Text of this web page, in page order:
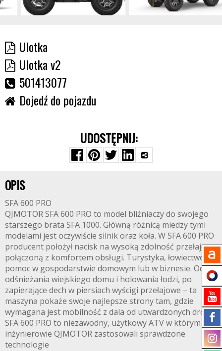
Ulotka
Ulotka v2
501413077
Dojedź do pojazdu
UDOSTĘPNIJ:
OPIS
SFA 600 PRO
QJMOTOR SFA 600 PRO to model bliźniaczy do swojego
starszego brata SFA 1000. Główną różnicą miedzy tymi
modelami jest oczywiście silnik oraz koła. W SFA 600 PRO
producent położył nacisk na wysoką zdolność przełajową
połączoną z komfortem obsługi. Turystyka, łowiectwo,
pomoc w gospodarstwie domowym lub w biznesie. Od
odśnieżania wiejskiego domu i holowania łodzi, po
zapierające dech w piersiach wyścigi przełajowe – ta
maszyna pokaże swoje najlepsze strony tam, gdzie
wymagana jest mobilność z dala od utwardzonych dróg.
SFA 600 PRO to niezawodny, użytkowy ATV w którym
inżynierowie QJMOTOR zastosowali sprawdzone
technologie